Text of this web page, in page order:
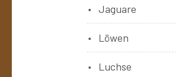
Jaguare
Löwen
Luchse